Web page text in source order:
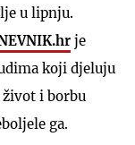
u lipnju.
je
koji djeluju
i borbu
ga.